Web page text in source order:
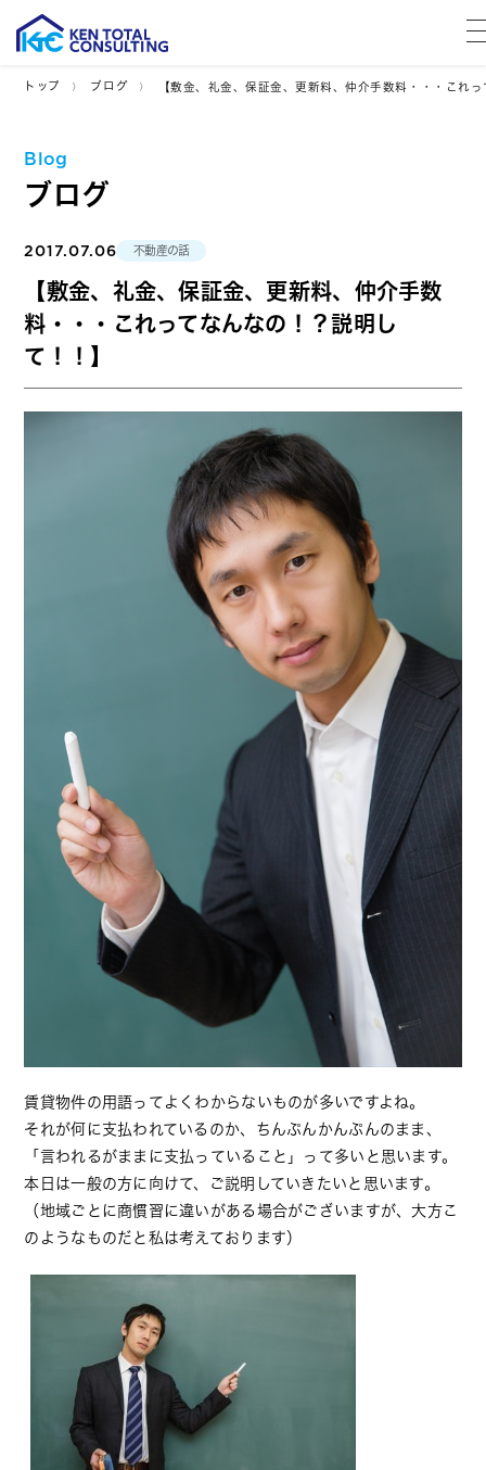
トップ ブログ 【敷金、礼金、保証金、更新料、仲介手数料・・・これ
Blog
ブログ
2017.07.06 不動産の話
【敷金、礼金、保証金、更新料、仲介手数
料・・・これってなんなの！？説明し
て！！】
賃貸物件の用語ってよくわからないものが多いですよね。
それが何に支払われているのか、ちんぷんかんぷんのまま、
「言われるがままに支払っていること」って多いと思います。
本日は一般の方に向けて、ご説明していきたいと思います。
（地域ごとに商慣習に違いがある場合がございますが、大方こ
のようなものだと私は考えております）